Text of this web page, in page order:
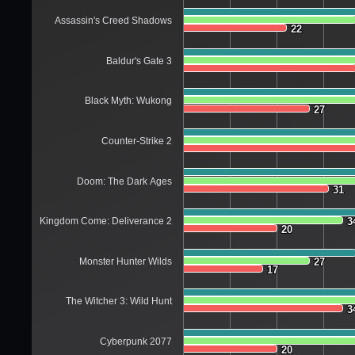
27
27
22
22
27
27
31
31
20
20
17
17
20
20
Assassin's Creed Shadows
Baldur's Gate 3
Black Myth: Wukong
Counter-Strike 2
Doom: The Dark Ages
Kingdom Come: Deliverance 2
Monster Hunter Wilds
The Witcher 3: Wild Hunt
Cyberpunk 2077